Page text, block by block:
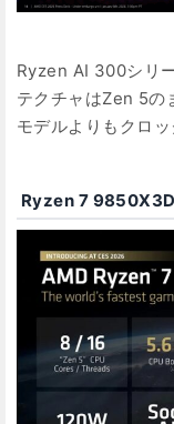
Ryzen AI 300シリ
テクチャはZen 5の
モデルよりもクロ
Ryzen 7 9850X3D